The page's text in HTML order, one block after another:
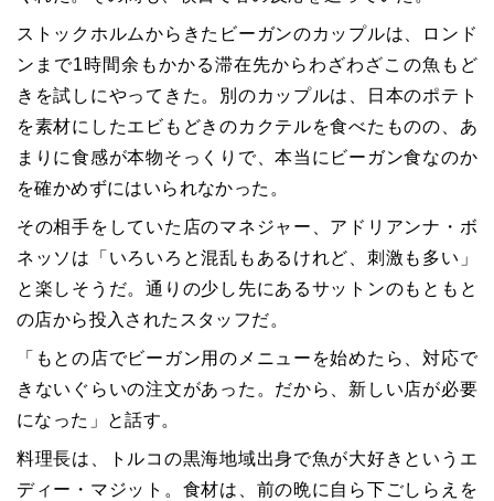
ストックホルムからきたビーガンのカップルは、ロンド
ンまで1時間余もかかる滞在先からわざわざこの魚もど
きを試しにやってきた。別のカップルは、日本のポテト
を素材にしたエビもどきのカクテルを食べたものの、あ
まりに食感が本物そっくりで、本当にビーガン食なのか
を確かめずにはいられなかった。
その相手をしていた店のマネジャー、アドリアンナ・ボ
ネッソは「いろいろと混乱もあるけれど、刺激も多い」
と楽しそうだ。通りの少し先にあるサットンのもともと
の店から投入されたスタッフだ。
「もとの店でビーガン用のメニューを始めたら、対応で
きないぐらいの注文があった。だから、新しい店が必要
になった」と話す。
料理長は、トルコの黒海地域出身で魚が大好きというエ
ディー・マジット。食材は、前の晩に自ら下ごしらえを